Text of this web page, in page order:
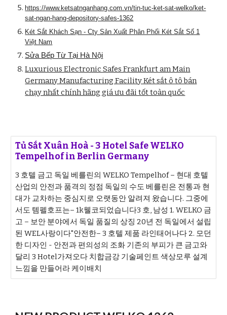
https://www.ketsatnganhang.com.vn/tin-tuc-ket-sat-welko/ket-
sat-ngan-hang-depository-safes-1362
Két Sắt Khách Sạn - Cty Sản Xuất Phân Phối Két Sắt Số 1
Việt Nam
Sửa Bếp Từ Tại Hà Nội
Luxurious Electronic Safes Frankfurt am Main
Germany Manufacturing Facility Két sắt ô tô bán
chạy nhất chính hãng giá ưu đãi tốt toàn quốc
Tủ Sắt Xuân Hoà - 3 Hotel Safe WELKO
Tempelhof in Berlin Germany
3 호텔 금고 독일 베를린의 WELKO Tempelhof – 현대 호텔
산업의 안전과 품격의 정점 독일의 수도 베를린은 전통과 현
대가 교차하는 중심지로 오랫동안 알려져 왔습니다. 그중에
서도 템펠호프는– 1k웰코되었습니다3 호, 남성 1. WELKO 금
고 – 보안 분야에서 독일 품질의 상징 20년 전 독일에서 설립
된 WEL사랑이다"안전한– 3 호텔 제품 라인태어나다 2. 모던
한 디자인 - 안전과 편의성의 조화 기존의 부피가 큰 금고와
달리 3 Hotel가져오다 치합금강 기술페인트 색상모루 설계
느낌을 만들어라 케이배치